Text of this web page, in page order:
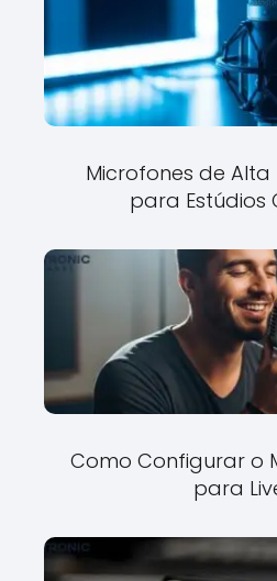
Microfones de
para Estúdios
Como Configurar o
para